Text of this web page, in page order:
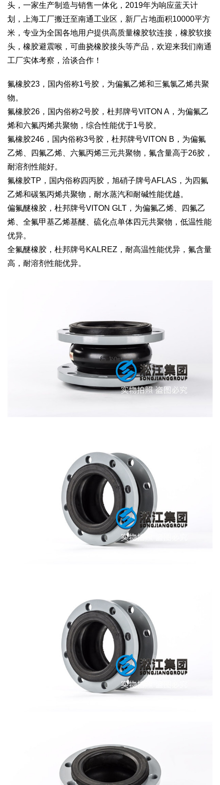
头，一家生产制造与销售一体化，2019年为响应蓝天计
划，上海工厂搬迁至南通工业区，新厂占地面积10000平方
米，专业为全国各地用户提供高质量橡胶软连接，橡胶软接
头，橡胶避震喉，可曲挠橡胶接头等产品，欢迎来我们南通
工厂实体考察，洽谈合作！
氟橡胶23，国内俗称1号胶，为偏氟乙烯和三氟氯乙烯共聚
物。
氟橡胶26，国内俗称2号胶，杜邦牌号VITON A，为偏氟乙
烯和六氟丙烯共聚物，综合性能优于1号胶。
氟橡胶246，国内俗称3号胶，杜邦牌号VITON B，为偏氟
乙烯、四氟乙烯、六氟丙烯三元共聚物，氟含量高于26胶，
耐溶剂性能好。
氟橡胶TP，国内俗称四丙胶，旭硝子牌号AFLAS，为四氟
乙烯和碳氢丙烯共聚物，耐水蒸汽和耐碱性能优越。
偏氟醚橡胶，杜邦牌号VITON GLT，为偏氟乙烯、四氟乙
烯、全氟甲基乙烯基醚、硫化点单体四元共聚物，低温性能
优异。
全氟醚橡胶，杜邦牌号KALREZ，耐高温性能优异，氟含量
高，耐溶剂性能优异。